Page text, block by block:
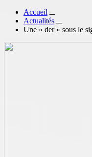
Accueil
Actualités
Une « der » sous le